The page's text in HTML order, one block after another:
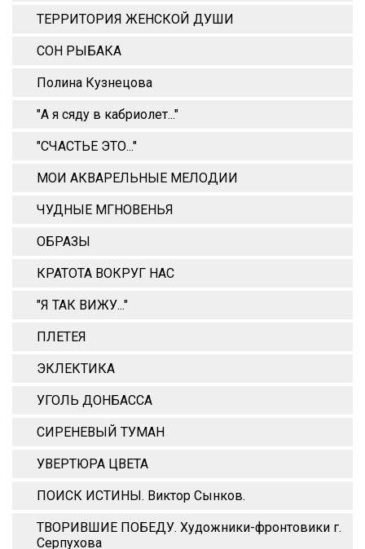
ТЕРРИТОРИЯ ЖЕНСКОЙ ДУШИ
СОН РЫБАКА
Полина Кузнецова
"А я сяду в кабриолет..."
"СЧАСТЬЕ ЭТО..."
МОИ АКВАРЕЛЬНЫЕ МЕЛОДИИ
ЧУДНЫЕ МГНОВЕНЬЯ
ОБРАЗЫ
КРАТОТА ВОКРУГ НАС
"Я ТАК ВИЖУ..."
ПЛЕТЕЯ
ЭКЛЕКТИКА
УГОЛЬ ДОНБАССА
СИРЕНЕВЫЙ ТУМАН
УВЕРТЮРА ЦВЕТА
ПОИСК ИСТИНЫ. Виктор Сынков.
ТВОРИВШИЕ ПОБЕДУ. Художники-фронтовики г.
Серпухова